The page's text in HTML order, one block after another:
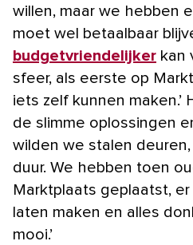
willen, maar we hebben
moet wel betaalbaar
budget­vriendelijker kan
sfeer, als eerste op
iets zelf kunnen maken.’
de slimme oplossingen
wilden we stalen
duur. We hebben toen
Marktplaats geplaatst,
laten maken en alles
mooi.’